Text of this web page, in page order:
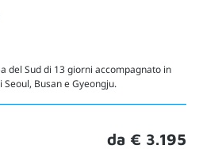
del Sud di 13 giorni accompagnato in
Busan e Gyeongju.
da € 3.195